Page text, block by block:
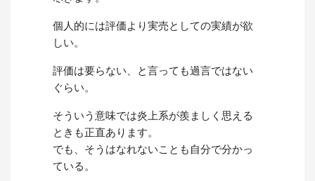
個人的には評価より実売としての実績が欲
しい。
評価は要らない、と言っても過言ではない
ぐらい。
そういう意味では炎上系が羨ましく思える
ときも正直あります。
でも、そうはなれないことも自分で分かっ
ている。